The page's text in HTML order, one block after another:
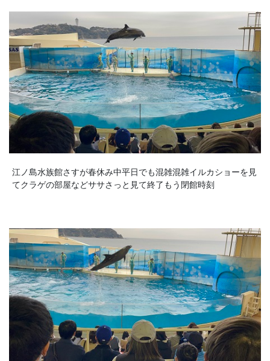
江ノ島水族館さすが春休み中平日でも混雑混雑イルカショーを見
てクラゲの部屋などササさっと見て終了もう閉館時刻